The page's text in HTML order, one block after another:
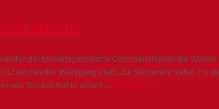
06. Mai 2012
der Einheitsgemeinde Gommern haben die
ein zweiter Wahlgang statt. Zur Stichwahl treten
Torsten Kahlo erhielt … Weiterlesen